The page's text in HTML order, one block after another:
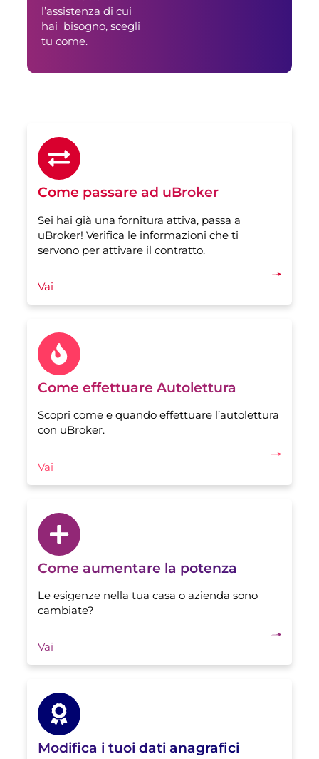
l’assistenza di cui
hai bisogno, scegli
tu come.
Come passare ad uBroker
Sei hai già una fornitura attiva, passa a
uBroker! Verifica le informazioni che ti
servono per attivare il contratto.
Vai
Come effettuare Autolettura
Scopri come e quando effettuare l’autolettura
con uBroker.
Vai
Come aumentare la potenza
Le esigenze nella tua casa o azienda sono
cambiate?
Vai
Modifica i tuoi dati anagrafici